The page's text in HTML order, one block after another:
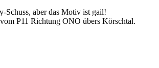
Schuss, aber das Motiv ist gail!
P11 Richtung ONO übers Körschtal.